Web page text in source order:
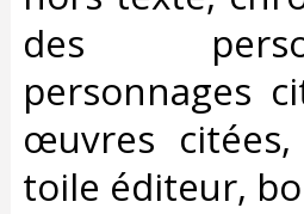
des
personnages
œuvres
toile éditeur,